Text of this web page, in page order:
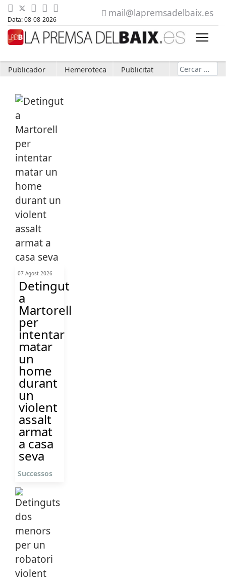
Data: 08-08-2026
mail@lapremsadelbaix.es
Publicador Hemeroteca Publicitat Cerca
07 Agost 2026
Detingut
a
Martorell
per
intentar
matar
un
home
durant
un
violent
assalt
armat
a casa
seva
Successos